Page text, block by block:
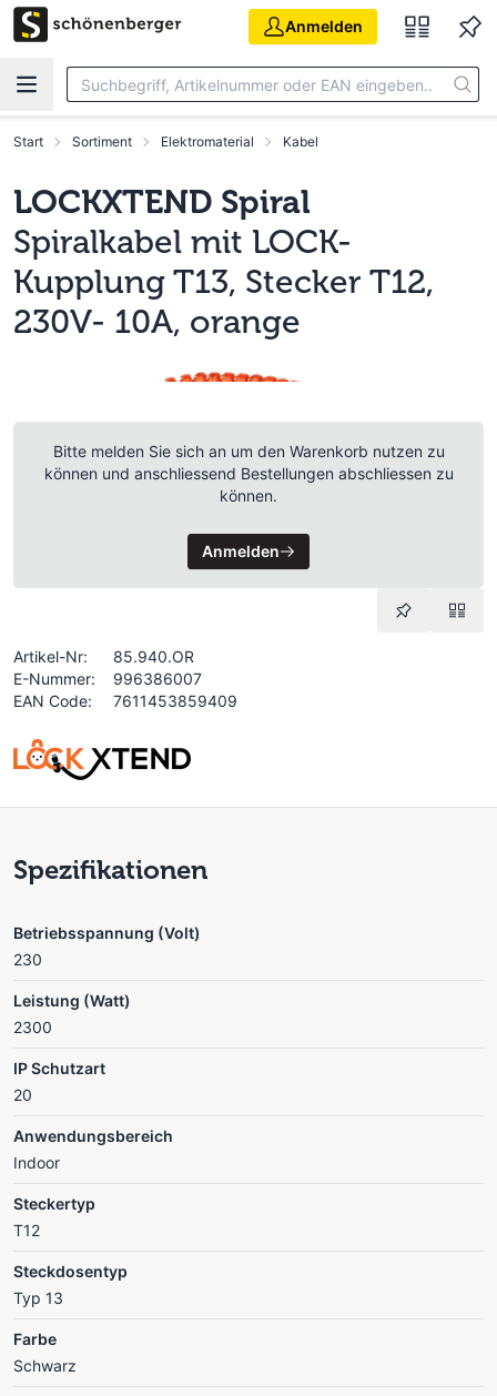
Zum Hauptinhalt springen
Anmelden
Start Sortiment Elektromaterial Kabel
LOCKXTEND Spiral
Spiralkabel mit LOCK-
Kupplung T13, Stecker T12,
230V- 10A, orange
Bitte melden Sie sich an um den Warenkorb nutzen zu
können und anschliessend Bestellungen abschliessen zu
können.
Anmelden
Artikel-Nr:
85.940.OR
E-Nummer:
996386007
EAN Code:
7611453859409
Spezifikationen
Betriebsspannung (Volt)
230
Leistung (Watt)
2300
IP Schutzart
20
Anwendungsbereich
Indoor
Steckertyp
T12
Steckdosentyp
Typ 13
Farbe
Schwarz